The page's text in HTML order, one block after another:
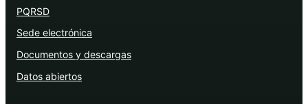
PQRSD
Sede electrónica
Documentos y descargas
Datos abiertos